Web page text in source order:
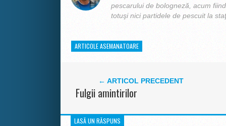
pescarului de bologneză, acum
totuşi nici partidele de pescuit la
ARTICOLE ASEMANATOARE
← ARTICOL PRECEDENT
Fulgii amintirilor
LASĂ UN RĂSPUNS